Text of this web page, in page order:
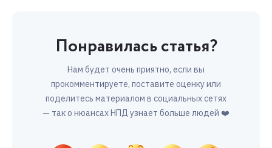
Понравилась статья?
Нам будет очень приятно, если вы
прокомментируете, поставите оценку или
поделитесь материалом в социальных сетях
— так о нюансах НПД узнает больше людей ❤️